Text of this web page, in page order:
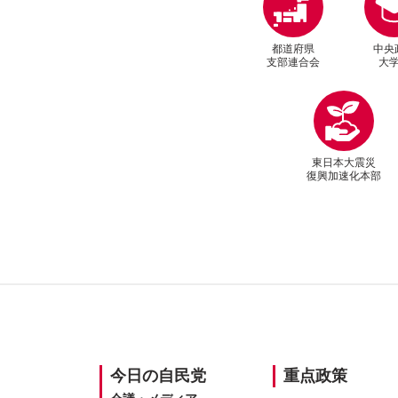
都道府県
支部連合会
中央
大
東日本大震災
復興加速化本部
SITEMAP
今日の自民党 重点政策